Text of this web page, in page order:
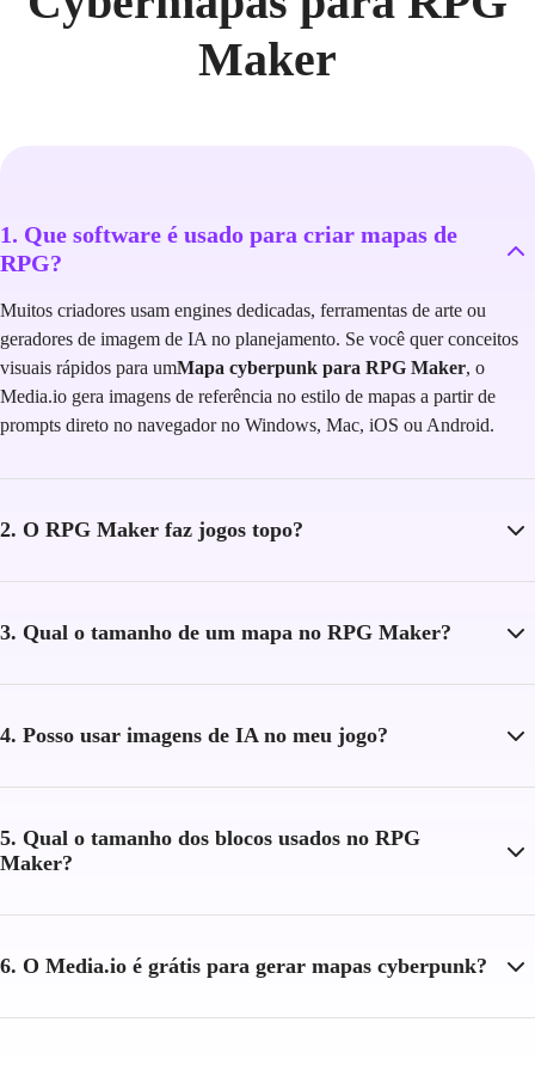
Maker
1. Que software é usado para criar mapas de
RPG?
Muitos criadores usam engines dedicadas, ferramentas de arte ou
geradores de imagem de IA no planejamento. Se você quer conceitos
visuais rápidos para umMapa cyberpunk para RPG Maker, o
Media.io gera imagens de referência no estilo de mapas a partir de
prompts direto no navegador no Windows, Mac, iOS ou Android.
2. O RPG Maker faz jogos topo?
3. Qual o tamanho de um mapa no RPG Maker?
4. Posso usar imagens de IA no meu jogo?
5. Qual o tamanho dos blocos usados no RPG
Maker?
6. O Media.io é grátis para gerar mapas cyberpunk?